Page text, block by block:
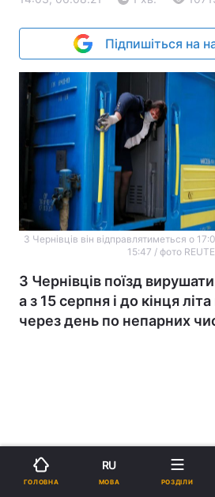
Підпишіться на
З Чернівців він відправлятиметься о
15:47 / фото
З Чернівців поїзд
а з 15 серпня і до кінця
через день по непарних
ad
ГОЛОВНА
RU
МОВА РОЗДІЛИ